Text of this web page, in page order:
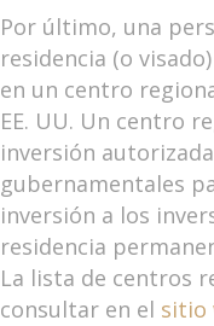
Por último, una
residencia (o
en un centro
EE. UU. Un centro
inversión
gubernamentales
inversión a los
residencia
La lista de centros
consultar en el sitio